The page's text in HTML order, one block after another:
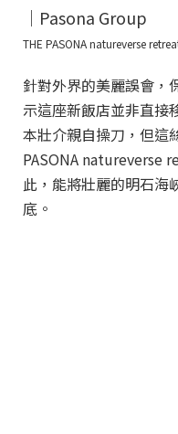
THE PASONA natureverse
針對外界的美麗誤會，
示這座新飯店並非直接
本壯介親自操刀，但這
PASONA natureverse
此，能將壯麗的明石海
底。